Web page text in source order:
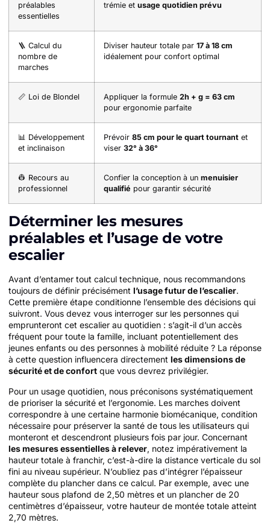
préalables
essentielles
trémie et usage quotidien prévu
🪜 Calcul du
nombre de
marches
Diviser hauteur totale par 17 à 18 cm
idéalement pour confort optimal
📏 Loi de Blondel Appliquer la formule 2h + g = 63 cm
pour ergonomie parfaite
📊 Développement
et inclinaison
Prévoir 85 cm pour le quart tournant et
viser 32° à 36°
👷 Recours au
professionnel
Confier la conception à un menuisier
qualifié pour garantir sécurité
Déterminer les mesures
préalables et l’usage de votre
escalier
Avant d’entamer tout calcul technique, nous recommandons
toujours de définir précisément l’usage futur de l’escalier.
Cette première étape conditionne l’ensemble des décisions qui
suivront. Vous devez vous interroger sur les personnes qui
emprunteront cet escalier au quotidien : s’agit-il d’un accès
fréquent pour toute la famille, incluant potentiellement des
jeunes enfants ou des personnes à mobilité réduite ? La réponse
à cette question influencera directement les dimensions de
sécurité et de confort que vous devrez privilégier.
Pour un usage quotidien, nous préconisons systématiquement
de prioriser la sécurité et l’ergonomie. Les marches doivent
correspondre à une certaine harmonie biomécanique, condition
nécessaire pour préserver la santé de tous les utilisateurs qui
monteront et descendront plusieurs fois par jour. Concernant
les mesures essentielles à relever, notez impérativement la
hauteur totale à franchir, c’est-à-dire la distance verticale du sol
fini au niveau supérieur. N’oubliez pas d’intégrer l’épaisseur
complète du plancher dans ce calcul. Par exemple, avec une
hauteur sous plafond de 2,50 mètres et un plancher de 20
centimètres d’épaisseur, votre hauteur de montée totale atteint
2,70 mètres.